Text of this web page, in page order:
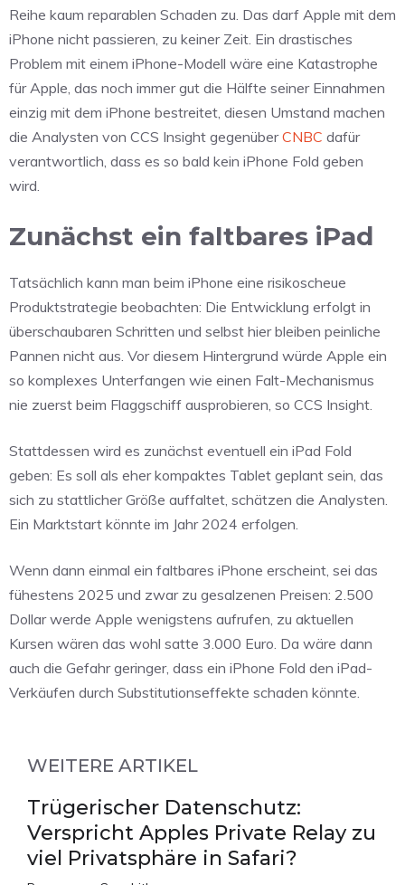
Reihe kaum reparablen Schaden zu. Das darf Apple mit dem
iPhone nicht passieren, zu keiner Zeit. Ein drastisches
Problem mit einem iPhone-Modell wäre eine Katastrophe
für Apple, das noch immer gut die Hälfte seiner Einnahmen
einzig mit dem iPhone bestreitet, diesen Umstand machen
die Analysten von CCS Insight gegenüberCNBC dafür
verantwortlich, dass es so bald kein iPhone Fold geben
wird.
Zunächst ein faltbares iPad
Tatsächlich kann man beim iPhone eine risikoscheue
Produktstrategie beobachten: Die Entwicklung erfolgt in
überschaubaren Schritten und selbst hier bleiben peinliche
Pannen nicht aus. Vor diesem Hintergrund würde Apple ein
so komplexes Unterfangen wie einen Falt-Mechanismus
nie zuerst beim Flaggschiff ausprobieren, so CCS Insight.
Stattdessen wird es zunächst eventuell ein iPad Fold
geben: Es soll als eher kompaktes Tablet geplant sein, das
sich zu stattlicher Größe auffaltet, schätzen die Analysten.
Ein Marktstart könnte im Jahr 2024 erfolgen.
Wenn dann einmal ein faltbares iPhone erscheint, sei das
fühestens 2025 und zwar zu gesalzenen Preisen: 2.500
Dollar werde Apple wenigstens aufrufen, zu aktuellen
Kursen wären das wohl satte 3.000 Euro. Da wäre dann
auch die Gefahr geringer, dass ein iPhone Fold den iPad-
Verkäufen durch Substitutionseffekte schaden könnte.
WEITERE ARTIKEL
Trügerischer Datenschutz:
Verspricht Apples Private Relay zu
viel Privatsphäre in Safari?